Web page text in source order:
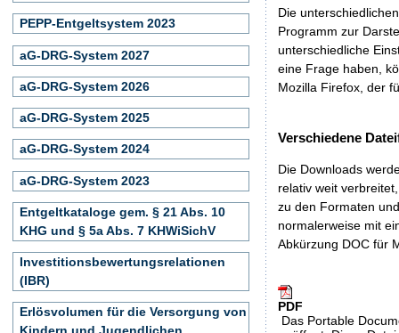
Die
Programm zur
unterschiedliche
eine Frage haben,
Mozilla Firefox, der
Verschiedene
Die Downloads
relativ weit
zu den Formaten
normalerweise mit
Abkürzung DOC für
PDF
Das Portable
PEPP-Entgeltsystem 2023
aG-DRG-System 2027
aG-DRG-System 2026
aG-DRG-System 2025
aG-DRG-System 2024
aG-DRG-System 2023
Entgeltkataloge gem. § 21 Abs. 10
KHG und § 5a Abs. 7 KHWiSichV
Investitionsbewertungsrelationen
(IBR)
Erlösvolumen für die Versorgung von